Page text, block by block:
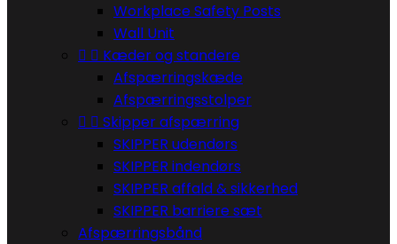
Workplace Safety Posts
Wall Unit
  Kæder og standere
Afspærringskæde
Afspærringsstolper
  Skipper afspærring
SKIPPER udendørs
SKIPPER indendørs
SKIPPER affald & sikkerhed
SKIPPER barriere sæt
Afspærringsbånd